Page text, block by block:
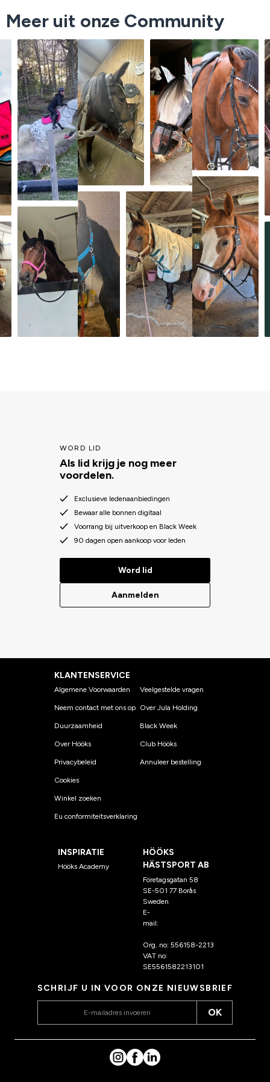
Meer uit onze Community
WORD LID
Als lid krijg je nog meer
voordelen.
Exclusieve ledenaanbiedingen
Bewaar alle bonnen digitaal
Voorrang bij uitverkoop en Black Week
90 dagen open aankoop voor leden
Word lid
Aanmelden
KLANTENSERVICE
Algemene Voorwaarden
Neem contact met ons op
Duurzaamheid
Over Hööks
Privacybeleid
Cookies
Winkel zoeken
Eu conformiteitsverklaring
Veelgestelde vragen
Over Jula Holding
Black Week
Club Hööks
Annuleer bestelling
INSPIRATIE
Hööks Academy
HÖÖKS
HÄSTSPORT AB
Företagsgatan 58
SE-501 77 Borås
Sweden
E-
mail:
Org. no: 556158-2213
VAT no:
SE5561582213101
SCHRIJF U IN VOOR ONZE NIEUWSBRIEF
OK